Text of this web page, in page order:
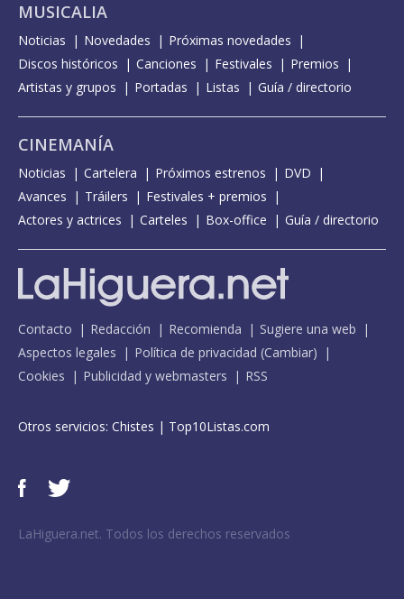
MUSICALIA
Noticias Novedades
Próximas novedades
Discos históricos
Canciones Festivales
Premios
Artistas y grupos
Portadas Listas Guía / directorio
CINEMANÍA
Noticias Cartelera Próximos estrenos
DVD
Avances
Tráilers
Festivales + premios
Actores y actrices
Carteles Box-office Guía / directorio
Contacto Redacción Recomienda
Sugiere una web
Aspectos legales
Política de privacidad (Cambiar)
Cookies
Publicidad y webmasters RSS
Otros servicios: Chistes | Top10Listas.com
LaHiguera.net. Todos los derechos reservados